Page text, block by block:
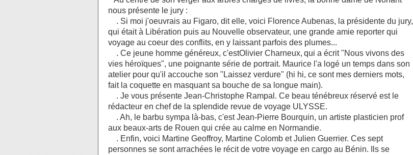
nous présente le jury :
. Si moi j'oeuvrais au Figaro, dit elle, voici Florence Aubenas, la présidente du jury,
qui était à Libération puis au Nouvelle observateur, une grande amie reporter qui
voyage au coeur des conflits, en y laissant parfois des plumes...
. Ce jeune homme généreux, c'estOlivier Charneux, qui a écrit "Nous vivons des
vies héroïques", une poignante série de portrait. Maurice l'a logé un temps dans son
atelier pour qu'il accouche son "Laissez verdure" (hi hi, ce sont mes derniers mots,
fait la coquette en masquant sa bouche de sa longue main).
. Je vous présente Jean-Christophe Rampal. Ce beau ténébreux réservé est le
rédacteur en chef de la splendide revue de voyage ULYSSE.
. Ah, le barbu sympa là-bas, c'est Jean-Pierre Bourquin, un artiste plasticien prof
aux beaux-arts de Rouen qui crée au calme en Normandie.
. Enfin, voici Martine Geoffroy, Martine Colomb et Julien Guerrier. Ces sept
personnes se sont arrachées le récit de votre voyage en cargo au Bénin. Ils se